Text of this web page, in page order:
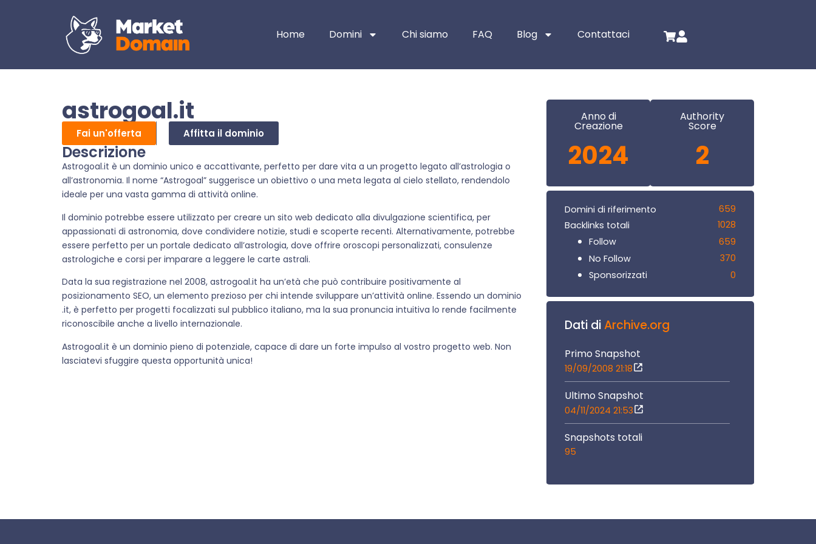
Home Domini Chi siamo FAQ Blog Contattaci
astrogoal.it
Fai un'offerta Affitta il dominio
Descrizione
Astrogoal.it è un dominio unico e accattivante, perfetto per dare vita a un progetto legato all’astrologia o
all’astronomia. Il nome “Astrogoal” suggerisce un obiettivo o una meta legata al cielo stellato, rendendolo
ideale per una vasta gamma di attività online.
Il dominio potrebbe essere utilizzato per creare un sito web dedicato alla divulgazione scientifica, per
appassionati di astronomia, dove condividere notizie, studi e scoperte recenti. Alternativamente, potrebbe
essere perfetto per un portale dedicato all’astrologia, dove offrire oroscopi personalizzati, consulenze
astrologiche e corsi per imparare a leggere le carte astrali.
Data la sua registrazione nel 2008, astrogoal.it ha un’età che può contribuire positivamente al
posizionamento SEO, un elemento prezioso per chi intende sviluppare un’attività online. Essendo un dominio
.it, è perfetto per progetti focalizzati sul pubblico italiano, ma la sua pronuncia intuitiva lo rende facilmente
riconoscibile anche a livello internazionale.
Astrogoal.it è un dominio pieno di potenziale, capace di dare un forte impulso al vostro progetto web. Non
lasciatevi sfuggire questa opportunità unica!
Anno di
Creazione
2024
Authority
Score
2
Domini di riferimento
659
Backlinks totali
1028
Follow
659
No Follow
370
Sponsorizzati
0
Dati diArchive.org
Primo Snapshot
19/09/2008 21:18
Ultimo Snapshot
04/11/2024 21:53
Snapshots totali
95